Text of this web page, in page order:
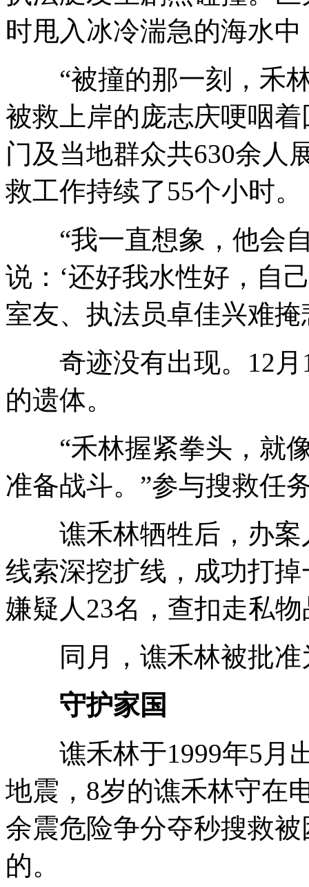
时甩入冰冷湍急的海水
“被撞的那一刻，禾林
被救上岸的庞志庆哽咽
门及当地群众共630余人
救工作持续了55个小时。
“我一直想象，他会自
说：‘还好我水性好，自
室友、执法员卓佳兴难掩
奇迹没有出现。12月
的遗体。
“禾林握紧拳头，就像
准备战斗。”参与搜救任
谯禾林牺牲后，办案
线索深挖扩线，成功打
嫌疑人23名，查扣走私
同月，谯禾林被批准
守护家国
谯禾林于1999年5月出
地震，8岁的谯禾林守在
余震危险争分夺秒搜救
的。